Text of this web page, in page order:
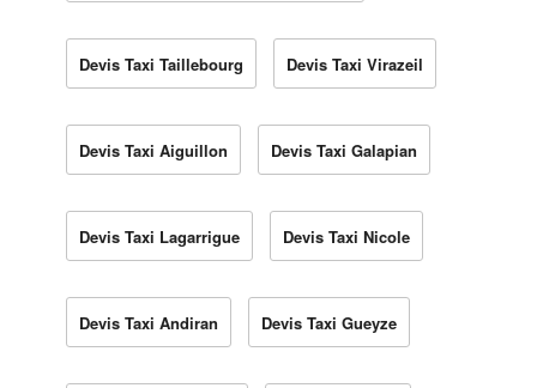
Devis Taxi Taillebourg Devis Taxi Virazeil
Devis Taxi Aiguillon Devis Taxi Galapian
Devis Taxi Lagarrigue Devis Taxi Nicole
Devis Taxi Andiran Devis Taxi Gueyze